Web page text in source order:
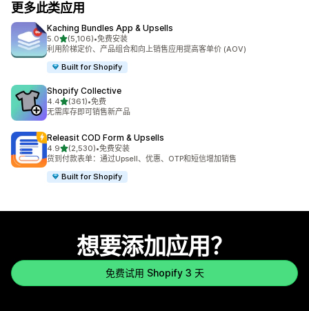
更多此类应用
Kaching Bundles App & Upsells
5.0星（满分 5 星）
(5,106)
总共 5106 条评论
•免费安装
利用阶梯定价、产品组合和向上销售应用提高客单价 (AOV)
Built for Shopify
Shopify Collective
4.4星（满分 5 星）
(361)
总共 361 条评论
•免费
无需库存即可销售新产品
Releasit COD Form & Upsells
4.9星（满分 5 星）
(2,530)
总共 2530 条评论
•免费安装
货到付款表单：通过Upsell、优惠、OTP和短信增加销售
Built for Shopify
想要添加应用？
免费试用 Shopify 3 天